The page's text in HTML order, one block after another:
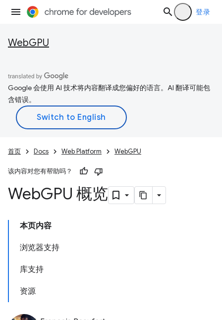
登录
WebGPU
Google 会使用 AI 技术将内容翻译成您偏好的语言。AI 翻译可能包
含错误。
首页 Docs Web Platform WebGPU
该内容对您有帮助吗？
WebGPU 概览
本页内容
浏览器支持
库支持
资源